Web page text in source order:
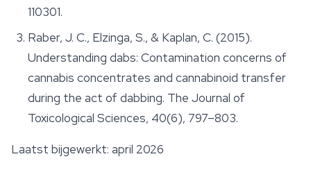
110301.
Raber, J. C., Elzinga, S., & Kaplan, C. (2015).
Understanding dabs: Contamination concerns of
cannabis concentrates and cannabinoid transfer
during the act of dabbing. The Journal of
Toxicological Sciences, 40(6), 797–803.
Laatst bijgewerkt: april 2026